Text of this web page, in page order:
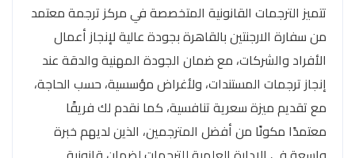
تتميز الترجمات القانونية المتخصصة في مركز ترجمة معتمد
من سفارة الارجنتين بالقاهرة بجودة عالية لإنجاز أعمال
الأفراد والشركات، مع ضمان الجودة المهنية والدقة عند
إنجاز ترجمات المستندات، ولأغراض مؤسسية، حسب الحاجة،
مع تقديم ميزة سعرية تنافسية، كما نقدم لك فريقًا
معتمدًا مكونًا من أفضل المترجمين، الذين لديهم خبرة